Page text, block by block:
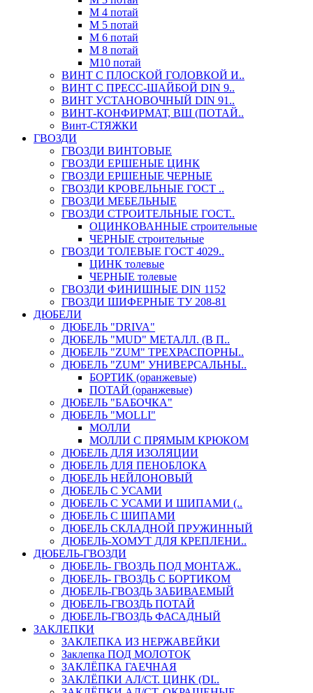
М 4 потай
М 5 потай
М 6 потай
М 8 потай
М10 потай
ВИНТ С ПЛОСКОЙ ГОЛОВКОЙ И..
ВИНТ С ПРЕСС-ШАЙБОЙ DIN 9..
ВИНТ УСТАНОВОЧНЫЙ DIN 91..
ВИНТ-КОНФИРМАТ, ВШ (ПОТАЙ..
Винт-СТЯЖКИ
ГВОЗДИ
ГВОЗДИ ВИНТОВЫЕ
ГВОЗДИ ЕРШЕНЫЕ ЦИНК
ГВОЗДИ ЕРШЕНЫЕ ЧЕРНЫЕ
ГВОЗДИ КРОВЕЛЬНЫЕ ГОСТ ..
ГВОЗДИ МЕБЕЛЬНЫЕ
ГВОЗДИ СТРОИТЕЛЬНЫЕ ГОСТ..
ОЦИНКОВАННЫЕ строительные
ЧЕРНЫЕ строительные
ГВОЗДИ ТОЛЕВЫЕ ГОСТ 4029..
ЦИНК толевые
ЧЕРНЫЕ толевые
ГВОЗДИ ФИНИШНЫЕ DIN 1152
ГВОЗДИ ШИФЕРНЫЕ ТУ 208-81
ДЮБЕЛИ
ДЮБЕЛЬ "DRIVA"
ДЮБЕЛЬ "MUD" МЕТАЛЛ. (В П..
ДЮБЕЛЬ "ZUM" ТРЕХРАСПОРНЫ..
ДЮБЕЛЬ "ZUM" УНИВЕРСАЛЬНЫ..
БОРТИК (оранжевые)
ПОТАЙ (оранжевые)
ДЮБЕЛЬ "БАБОЧКА"
ДЮБЕЛЬ "МOLLI"
МОЛЛИ
МОЛЛИ С ПРЯМЫМ КРЮКОМ
ДЮБЕЛЬ ДЛЯ ИЗОЛЯЦИИ
ДЮБЕЛЬ ДЛЯ ПЕНОБЛОКА
ДЮБЕЛЬ НЕЙЛОНОВЫЙ
ДЮБЕЛЬ С УСАМИ
ДЮБЕЛЬ С УСАМИ И ШИПАМИ (..
ДЮБЕЛЬ С ШИПАМИ
ДЮБЕЛЬ СКЛАДНОЙ ПРУЖИННЫЙ
ДЮБЕЛЬ-ХОМУТ ДЛЯ КРЕПЛЕНИ..
ДЮБЕЛЬ-ГВОЗДИ
ДЮБЕЛЬ- ГВОЗДЬ ПОД МОНТАЖ..
ДЮБЕЛЬ- ГВОЗДЬ С БОРТИКОМ
ДЮБЕЛЬ-ГВОЗДЬ ЗАБИВАЕМЫЙ
ДЮБЕЛЬ-ГВОЗДЬ ПОТАЙ
ДЮБЕЛЬ-ГВОЗДЬ ФАСАДНЫЙ
ЗАКЛЕПКИ
ЗАКЛЕПКА ИЗ НЕРЖАВЕЙКИ
Заклепка ПОД МОЛОТОК
ЗАКЛЁПКА ГАЕЧНАЯ
ЗАКЛЁПКИ АЛ/СТ. ЦИНК (DI..